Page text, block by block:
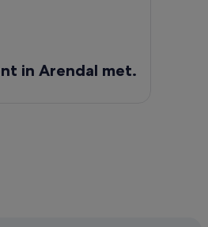
in Arendal met.